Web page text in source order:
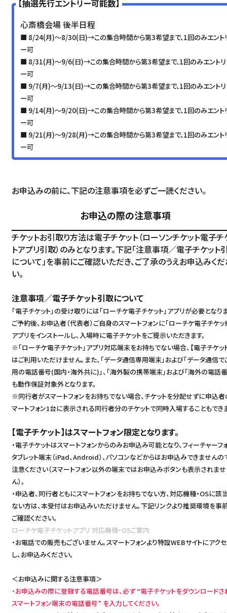
【抽選先行エントリー可能数】
心斎橋会場 後半日程
■ 8/24(月)～8/30(日)→この集合時間から第3希望まで、1回のみエント
ー可
■ 8/31(月)～9/6(日)→この集合時間から第3希望まで、1回のみエントリ
ー可
■ 9/7(月)～9/13(日)→この集合時間から第3希望まで、1回のみエントリ
ー可
■ 9/14(月)～9/20(日)→この集合時間から第3希望まで、1回のみエント
ー可
■ 9/21(月)～9/28(月)→この集合時間から第3希望まで、1回のみエント
ー可
お申込みの前に、下記の注意事項を必ずご一読ください。
お申込の際の注意事項
チケットお引取り方法は電子チケット（ローソンチケット電子チ
トアプリ引取）のみとなります。下記「注意事項／電子チケット
について」を事前にご確認いただき、ご了承のうえお申込みくだ
い。
注意事項／電子チケット引取について
「電子チケット」の受け取りには「ローチケ電子チケット」アプリが必要となり
ご予約後、お申込者（代表者）ご自身のスマートフォンに「ローチケ電子チケッ
アプリをインストールし、入場時に電子チケットをご提示いただきます。
※「ローチケ電子チケット」アプリ対応端末をお持ちでない場合、【電子チケッ
はご利用いただけません。また、「データ通信専用端末」および「データ通信で
用の電話番号(国内・海外共に)」、「海外製の携帯端末」および「海外の電話
も動作保証対象外となります。
※同行者がスマートフォンをお持ちでない場合、チケットを分配せずに申込
マートフォン1台に表示される同行者分のチケットで同時入場することもでき
【電子チケット】はスマートフォン限定となります。
・電子チケットはスマートフォンからのみお申込み可能となり、フィーチャーフ
タブレット端末（iPad、Android）、パソコンなどからはお申込みできませんの
注意ください（スマートフォン以外の端末ではお申込みボタンも表示されませ
ん）。
・申込者、同行者ともにスマートフォンをお持ちでない方、対応機種・OSに該
ない方は、本受付はお申込みいただけません。下記リンクより推奨環境を事
ご確認ください。
ローチケ電子チケットアプリ 対応機種・OSご案内
・お電話での販売もございません。スマートフォンより特設WEBサイトにアク
し、お申込みください。
＜お申込みに関する注意事項＞
・お申込みの際に登録する電話番号は、必ず “電子チケットをダウンロードさ
スマートフォン端末の電話番号” を入力してください。